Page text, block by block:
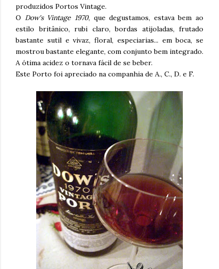
produzidos Portos Vintage.
O Dow's Vintage 1970, que degustamos, estava bem ao
estilo britânico, rubi claro, bordas atijoladas, frutado
bastante sutil e vivaz, floral, especiarias... em boca, se
mostrou bastante elegante, com conjunto bem integrado.
A ótima acidez o tornava fácil de se beber.
Este Porto foi apreciado na companhia de A., C., D. e F.